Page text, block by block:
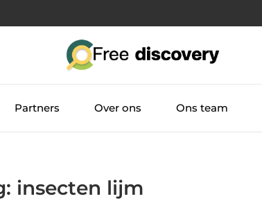
Partners Over ons Ons team
insecten lijm